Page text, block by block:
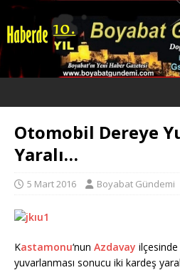
Otomobil Dereye
Yaralı…
5 Mart 2016 Boyabat Gündemi
Kastamonu‘nun Azdavay
yuvarlanması sonucu iki kardeş